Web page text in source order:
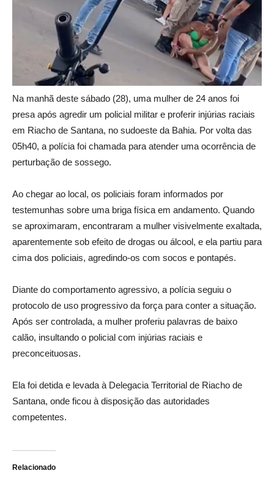
Na manhã deste sábado (28), uma mulher de 24 anos foi
presa após agredir um policial militar e proferir injúrias raciais
em Riacho de Santana, no sudoeste da Bahia. Por volta das
05h40, a polícia foi chamada para atender uma ocorrência de
perturbação de sossego.
Ao chegar ao local, os policiais foram informados por
testemunhas sobre uma briga física em andamento. Quando
se aproximaram, encontraram a mulher visivelmente exaltada,
aparentemente sob efeito de drogas ou álcool, e ela partiu para
cima dos policiais, agredindo-os com socos e pontapés.
Diante do comportamento agressivo, a polícia seguiu o
protocolo de uso progressivo da força para conter a situação.
Após ser controlada, a mulher proferiu palavras de baixo
calão, insultando o policial com injúrias raciais e
preconceituosas.
Ela foi detida e levada à Delegacia Territorial de Riacho de
Santana, onde ficou à disposição das autoridades
competentes.
Relacionado